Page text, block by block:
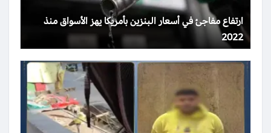
ارتفاع مفاجئ في أسعار البنزين بأمريكا يهز الأسواق منذ
2022